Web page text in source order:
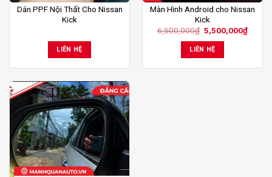
Dán PPF Nội Thất Cho Nissan
Kick
LIÊN HỆ
Màn Hình Android cho Nissan
Kick
6,500,000₫ Giá
gốc
là:
6,500,000₫.
5,500,000₫Giá
LIÊN HỆ